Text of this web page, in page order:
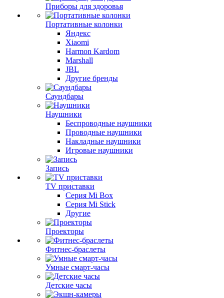
Приборы для здоровья
Портативные колонки
Яндекс
Xiaomi
Harmon Kardom
Marshall
JBL
Другие бренды
Саундбары
Наушники
Беспроводные наушники
Проводные наушники
Накладные наушники
Игровые наушники
Запись
TV приставки
Серия Mi Box
Серия Mi Stick
Другие
Проекторы
Фитнес-браслеты
Умные смарт-часы
Детские часы